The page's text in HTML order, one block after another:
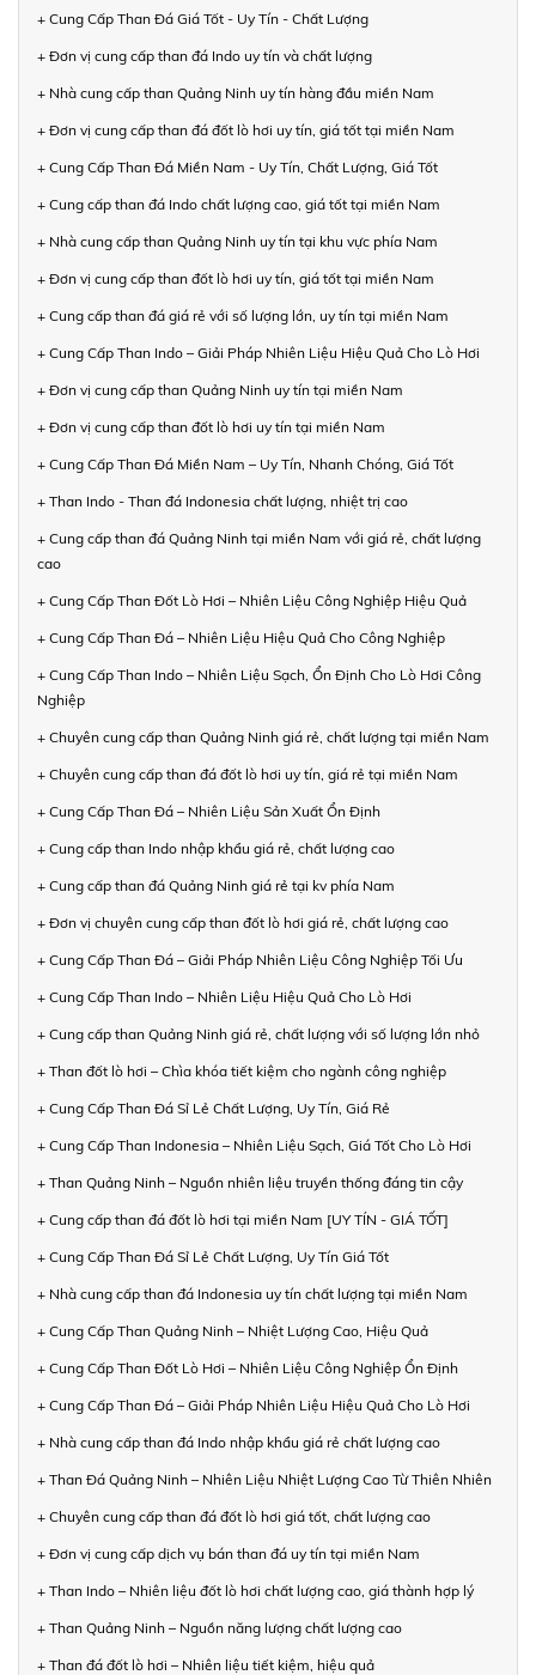
+ Cung Cấp Than Đá Giá Tốt - Uy Tín - Chất Lượng
+ Đơn vị cung cấp than đá Indo uy tín và chất lượng
+ Nhà cung cấp than Quảng Ninh uy tín hàng đầu miền Nam
+ Đơn vị cung cấp than đá đốt lò hơi uy tín, giá tốt tại miền Nam
+ Cung Cấp Than Đá Miền Nam - Uy Tín, Chất Lượng, Giá Tốt
+ Cung cấp than đá Indo chất lượng cao, giá tốt tại miền Nam
+ Nhà cung cấp than Quảng Ninh uy tín tại khu vực phía Nam
+ Đơn vị cung cấp than đốt lò hơi uy tín, giá tốt tại miền Nam
+ Cung cấp than đá giá rẻ với số lượng lớn, uy tín tại miền Nam
+ Cung Cấp Than Indo – Giải Pháp Nhiên Liệu Hiệu Quả Cho Lò Hơi
+ Đơn vị cung cấp than Quảng Ninh uy tín tại miền Nam
+ Đơn vị cung cấp than đốt lò hơi uy tín tại miền Nam
+ Cung Cấp Than Đá Miền Nam – Uy Tín, Nhanh Chóng, Giá Tốt
+ Than Indo - Than đá Indonesia chất lượng, nhiệt trị cao
+ Cung cấp than đá Quảng Ninh tại miền Nam với giá rẻ, chất lượng
cao
+ Cung Cấp Than Đốt Lò Hơi – Nhiên Liệu Công Nghiệp Hiệu Quả
+ Cung Cấp Than Đá – Nhiên Liệu Hiệu Quả Cho Công Nghiệp
+ Cung Cấp Than Indo – Nhiên Liệu Sạch, Ổn Định Cho Lò Hơi Công
Nghiệp
+ Chuyên cung cấp than Quảng Ninh giá rẻ, chất lượng tại miền Nam
+ Chuyên cung cấp than đá đốt lò hơi uy tín, giá rẻ tại miền Nam
+ Cung Cấp Than Đá – Nhiên Liệu Sản Xuất Ổn Định
+ Cung cấp than Indo nhập khẩu giá rẻ, chất lượng cao
+ Cung cấp than đá Quảng Ninh giá rẻ tại kv phía Nam
+ Đơn vị chuyên cung cấp than đốt lò hơi giá rẻ, chất lượng cao
+ Cung Cấp Than Đá – Giải Pháp Nhiên Liệu Công Nghiệp Tối Ưu
+ Cung Cấp Than Indo – Nhiên Liệu Hiệu Quả Cho Lò Hơi
+ Cung cấp than Quảng Ninh giá rẻ, chất lượng với số lượng lớn nhỏ
+ Than đốt lò hơi – Chìa khóa tiết kiệm cho ngành công nghiệp
+ Cung Cấp Than Đá Sỉ Lẻ Chất Lượng, Uy Tín, Giá Rẻ
+ Cung Cấp Than Indonesia – Nhiên Liệu Sạch, Giá Tốt Cho Lò Hơi
+ Than Quảng Ninh – Nguồn nhiên liệu truyền thống đáng tin cậy
+ Cung cấp than đá đốt lò hơi tại miền Nam [UY TÍN - GIÁ TỐT]
+ Cung Cấp Than Đá Sỉ Lẻ Chất Lượng, Uy Tín Giá Tốt
+ Nhà cung cấp than đá Indonesia uy tín chất lượng tại miền Nam
+ Cung Cấp Than Quảng Ninh – Nhiệt Lượng Cao, Hiệu Quả
+ Cung Cấp Than Đốt Lò Hơi – Nhiên Liệu Công Nghiệp Ổn Định
+ Cung Cấp Than Đá – Giải Pháp Nhiên Liệu Hiệu Quả Cho Lò Hơi
+ Nhà cung cấp than đá Indo nhập khẩu giá rẻ chất lượng cao
+ Than Đá Quảng Ninh – Nhiên Liệu Nhiệt Lượng Cao Từ Thiên Nhiên
+ Chuyên cung cấp than đá đốt lò hơi giá tốt, chất lượng cao
+ Đơn vị cung cấp dịch vụ bán than đá uy tín tại miền Nam
+ Than Indo – Nhiên liệu đốt lò hơi chất lượng cao, giá thành hợp lý
+ Than Quảng Ninh – Nguồn năng lượng chất lượng cao
+ Than đá đốt lò hơi – Nhiên liệu tiết kiệm, hiệu quả